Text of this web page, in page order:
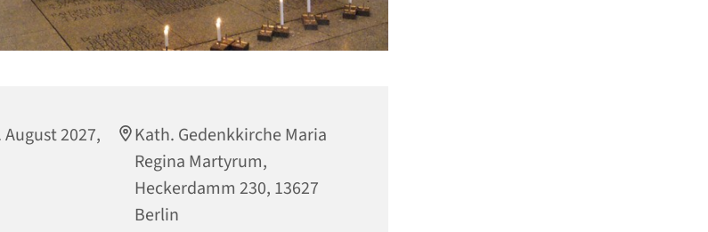
2027,
Kath. Gedenkkirche Maria
Regina Martyrum,
Heckerdamm 230, 13627
Berlin